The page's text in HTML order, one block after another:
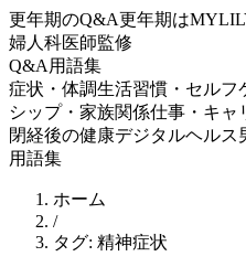
更年期のQ&A更年期は
婦人科医師監修
Q&A 用語集
症状・体調生活習慣・セルフ
シップ・家族関係仕事・キャ
閉経後の健康デジタルヘルス
用語集
ホーム
/
タグ: 精神症状